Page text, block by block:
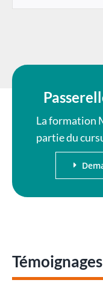
La formation
partie du
Témoignages